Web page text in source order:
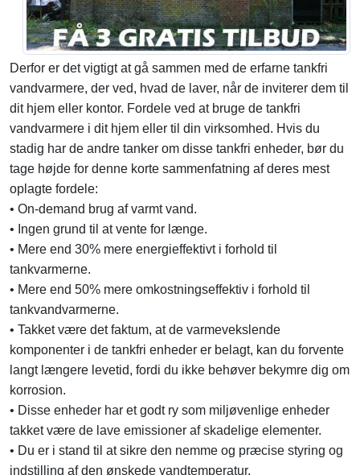
Derfor er det vigtigt at gå sammen med de erfarne tankfri
vandvarmere, der ved, hvad de laver, når de inviterer dem til
dit hjem eller kontor. Fordele ved at bruge de tankfri
vandvarmere i dit hjem eller til din virksomhed. Hvis du
stadig har de andre tanker om disse tankfri enheder, bør du
tage højde for denne korte sammenfatning af deres mest
oplagte fordele:
• On-demand brug af varmt vand.
• Ingen grund til at vente for længe.
• Mere end 30% mere energieffektivt i forhold til
tankvarmerne.
• Mere end 50% mere omkostningseffektiv i forhold til
tankvandvarmerne.
• Takket være det faktum, at de varmevekslende
komponenter i de tankfri enheder er belagt, kan du forvente
langt længere levetid, fordi du ikke behøver bekymre dig om
korrosion.
• Disse enheder har et godt ry som miljøvenlige enheder
takket være de lave emissioner af skadelige elementer.
• Du er i stand til at sikre den nemme og præcise styring og
indstilling af den ønskede vandtemperatur.